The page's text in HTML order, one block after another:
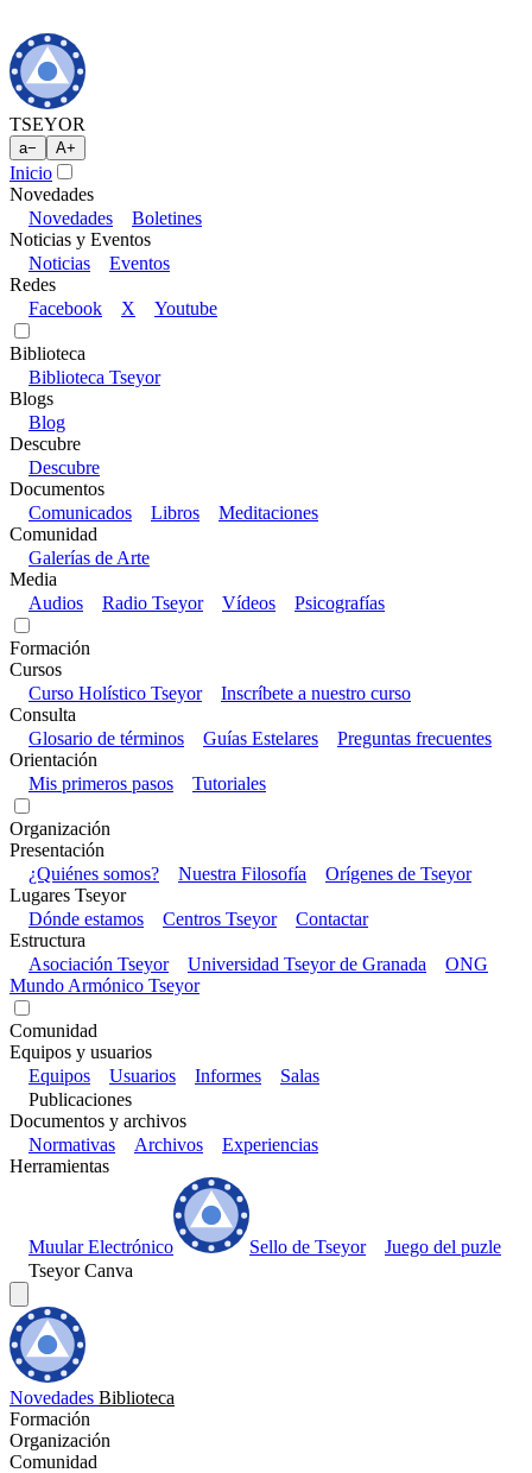
TSEYOR
a− A+
Inicio
Novedades
Novedades
Boletines
Noticias y Eventos
Noticias
Eventos
Redes
Facebook
X Youtube
Biblioteca
Biblioteca Tseyor
Blogs
Blog
Descubre
Descubre
Documentos
Comunicados
Libros
Meditaciones
Comunidad
Galerías de Arte
Media
Audios
Radio Tseyor Vídeos Psicografías
Formación
Cursos
Curso Holístico Tseyor
Inscríbete a nuestro curso
Consulta
Glosario de términos
Guías Estelares
Preguntas frecuentes
Orientación
Mis primeros pasos
Tutoriales
Organización
Presentación
¿Quiénes somos?
Nuestra Filosofía
Orígenes de Tseyor
Lugares Tseyor
Dónde estamos
Centros Tseyor
Contactar
Estructura
Asociación Tseyor
Universidad Tseyor de Granada
ONG
Mundo Armónico Tseyor
Comunidad
Equipos y usuarios
Equipos
Usuarios Informes
Salas
Publicaciones
Documentos y archivos
Normativas
Archivos
Experiencias
Herramientas
Muular Electrónico Sello de Tseyor
Juego del puzle
Tseyor Canva
Novedades Biblioteca
Formación
Organización
Comunidad